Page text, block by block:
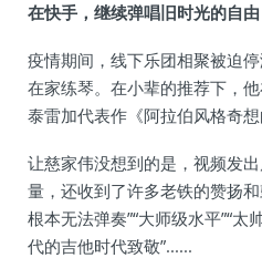
在快手，继续弹唱旧时光的自由
疫情期间，线下乐团相聚被迫
在家练琴。在小辈的推荐下，
泰雷加代表作《阿拉伯风格奇想
让慈家伟没想到的是，视频发
量，还收到了许多老铁的赞扬
根本无法弹奏”“大师级水平”“太
代的吉他时代致敬”......